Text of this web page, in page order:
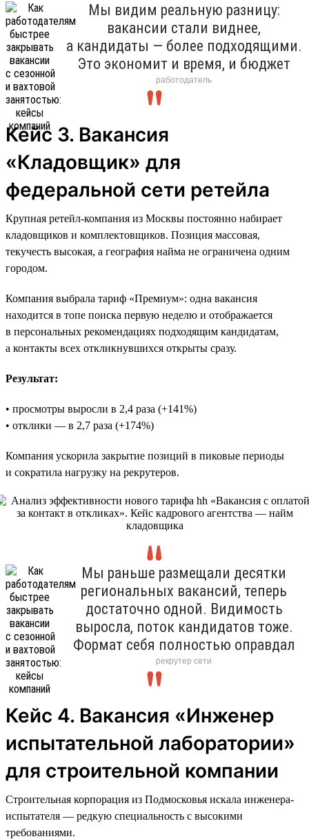
Мы видим реальную разницу:
вакансии стали виднее,
а кандидаты — более подходящими.
Это экономит и время, и бюджет
работодатель
Кейс 3. Вакансия
«Кладовщик» для
федеральной сети ретейла
Крупная ретейл-компания из Москвы постоянно набирает
кладовщиков и комплектовщиков. Позиция массовая,
текучесть высокая, а география найма не ограничена одним
городом.
Компания выбрала тариф «Премиум»: одна вакансия
находится в топе поиска первую неделю и отображается
в персональных рекомендациях подходящим кандидатам,
а контакты всех откликнувшихся открыты сразу.
Результат:
• просмотры выросли в 2,4 раза (+141%)
• отклики — в 2,7 раза (+174%)
Компания ускорила закрытие позиций в пиковые периоды
и сократила нагрузку на рекрутеров.
Мы раньше размещали десятки
региональных вакансий, теперь
достаточно одной. Видимость
выросла, поток кандидатов тоже.
Формат себя полностью оправдал
рекрутер сети
Кейс 4. Вакансия «Инженер
испытательной лаборатории»
для строительной компании
Строительная корпорация из Подмосковья искала инженера-
испытателя — редкую специальность с высокими
требованиями.